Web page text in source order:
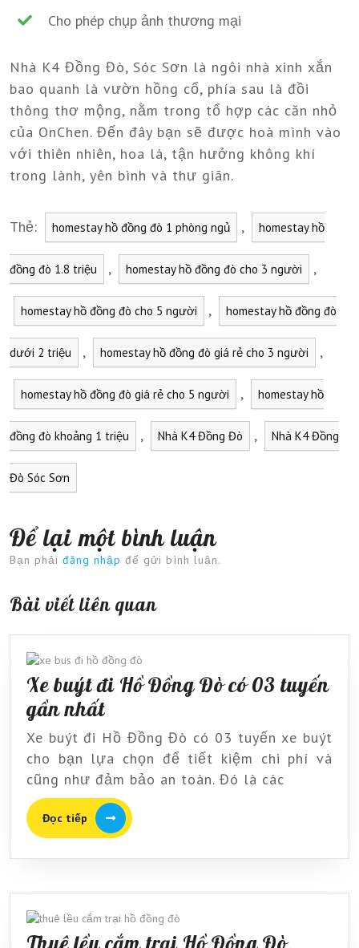
Cho phép chụp ảnh thương mại
Nhà K4 Đồng Đò, Sóc Sơn là ngôi nhà xinh xắn
bao quanh là vườn hồng cổ, phía sau là đồi
thông thơ mộng, nằm trong tổ hợp các căn nhỏ
của OnChen. Đến đây bạn sẽ được hoà mình vào
với thiên nhiên, hoa lá, tận hưởng không khí
trong lành, yên bình và thư giãn.
Thẻ: homestay hồ đồng đò 1 phòng ngủ , homestay hồ
đồng đò 1.8 triệu , homestay hồ đồng đò cho 3 người ,
homestay hồ đồng đò cho 5 người , homestay hồ đồng đò
dưới 2 triệu , homestay hồ đồng đò giá rẻ cho 3 người ,
homestay hồ đồng đò giá rẻ cho 5 người , homestay hồ
đồng đò khoảng 1 triệu , Nhà K4 Đồng Đò , Nhà K4 Đồng
Đò Sóc Sơn
Để lại một bình luận
Bạn phải đăng nhập để gửi bình luận.
Bài viết liên quan
Xe buýt đi Hồ Đồng Đò có 03 tuyến
gần nhấtXe
buýt
đi
Hồ
Đồng
Đò
có
tuyến
gần
Xe buýt đi Hồ Đồng Đò có 03 tuyến xe buýt
cho bạn lựa chọn để tiết kiệm chi phí và
cũng như đảm bảo an toàn. Đó là các
Đọc tiếp
Đọc
tiếp
Thuê lều cắm trại Hồ Đồng Đò